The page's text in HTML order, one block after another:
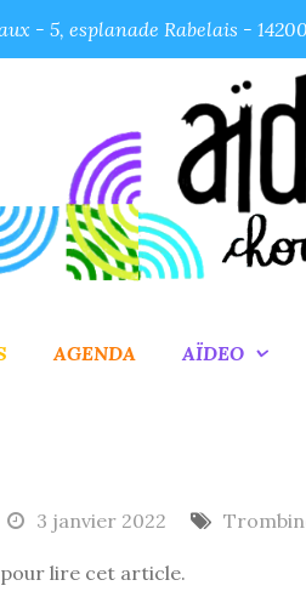
- 5, esplanade Rabelais -
AGENDA AÏDEO
3 janvier 2022
lire cet article.